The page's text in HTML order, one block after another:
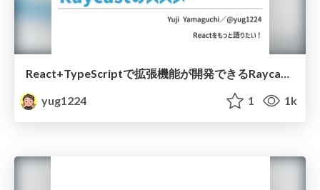
React+TypeScriptで拡張機能が開発できるRaycastのススメ / 20221027_Raycast
yug1224
1 1k